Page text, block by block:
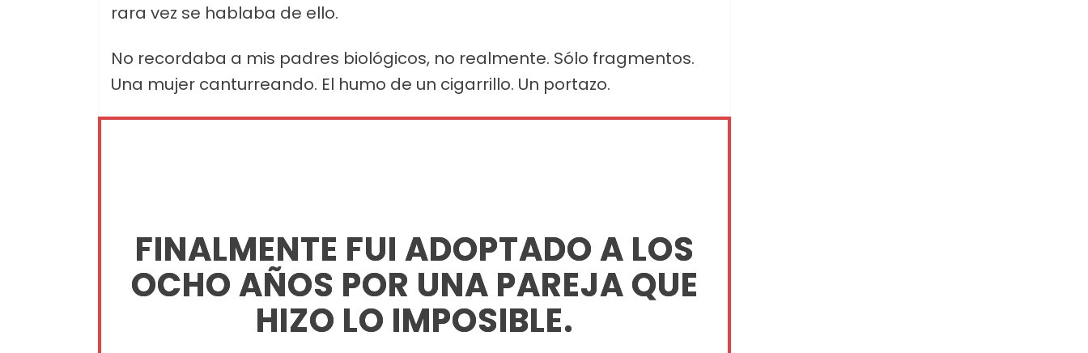
rara vez se hablaba de ello.
No recordaba a mis padres biológicos, no realmente. Sólo fragmentos.
Una mujer canturreando. El humo de un cigarrillo. Un portazo.
FINALMENTE FUI ADOPTADO A LOS
OCHO AÑOS POR UNA PAREJA QUE
HIZO LO IMPOSIBLE.